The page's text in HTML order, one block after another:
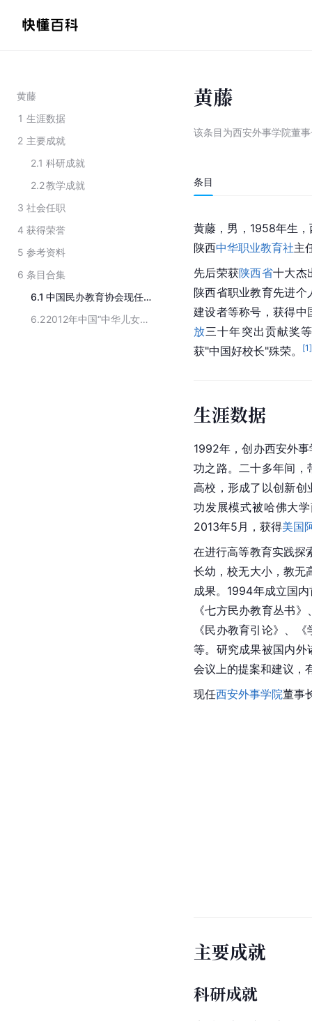
黄藤
1 生涯数据
2 主要成就
2.1 科研成就
2.2教学成就
3 社会任职
4 获得荣誉
5 参考资料
6 条目合集
6.1
中国民办教育协会现任副会长
6.2
2012年中国“中华儿女年度人物”名单
黄藤
该条目为西安外事学院董
条目
黄藤，男，1958年生，
陕西中华职业教育社主
先后荣获陕西省十大杰
陕西省职业教育先进个
建设者等称号，获得
放三十年突出贡献奖
获"中国好校长"殊荣。 [1]
生涯数据
1992年，创办西安外
功之路。二十多年间，
高校，形成了以创新创
功发展模式被哈佛大
2013年5月，获得美国
在进行高等教育实践探
长幼，校无大小，教无
成果。1994年成立国
《七方民办教育丛书
《民办教育引论》、
等。研究成果被国内外
会议上的提案和建议，
现任西安外事学院董事
主要成就
科研成就